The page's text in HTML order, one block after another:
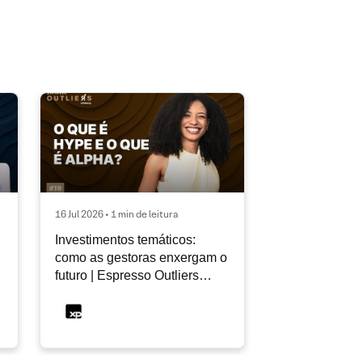
16 Jul 2026 • 1 min de leitura
Investimentos temáticos:
como as gestoras enxergam o
futuro | Espresso Outliers